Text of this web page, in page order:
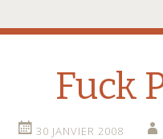
Fuck
30 JANVIER 2008